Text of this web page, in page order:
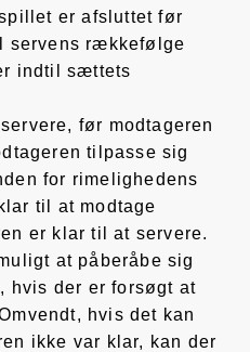
er afsluttet før
servens rækkefølge
indtil sættets
før modtageren
tilpasse sig
for rimelighedens
til at modtage
er klar til at servere.
at påberåbe sig
hvis der er forsøgt at
hvis det kan
ikke var klar, kan der